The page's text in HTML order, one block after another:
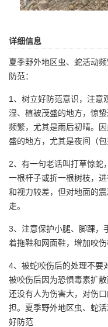
详细信息
夏季野外地区虫、蛇活动
防范：
1、树立好防范意识，注意
湿、植被茂盛的地方，惊
频繁，尤其是雨后初晴。
盛的地方，尤其是夜间（
2、有一句老话叫打草惊蛇
一根杆子或折一根树枝，
和视力较差，但对地面的
走。
3、注意保护小腿、脚踝，
着拖鞋和网面鞋，增加咬伤
4、被蛇咬伤后的处理不要
被咬伤后因为恐惧毒素扩
还没有人为伤害大，对伤
担。夏季野外地区虫、蛇
好防范